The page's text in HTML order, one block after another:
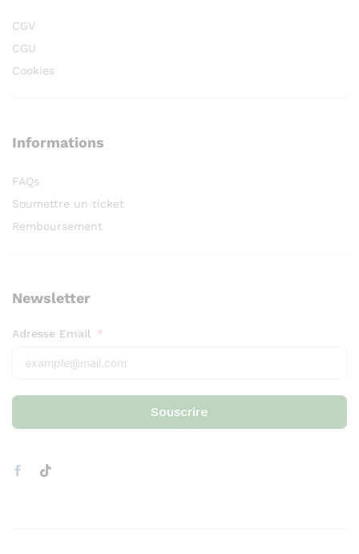
CGV
CGU
Cookies
Informations
FAQs
Soumettre un ticket
Remboursement
Newsletter
Adresse Email
Souscrire